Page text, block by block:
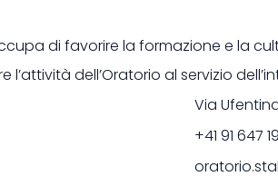
di favorire la formazione e la
l’attività dell’Oratorio al servizio
Via
+41 91 647